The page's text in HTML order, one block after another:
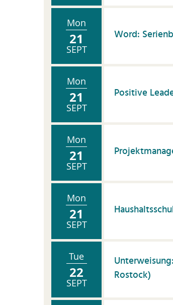
Mon
21
SEPT
Word:
Mon
21
SEPT
Positive
Mon
21
SEPT
Mon
21
SEPT
Tue
22
SEPT
Rostock)